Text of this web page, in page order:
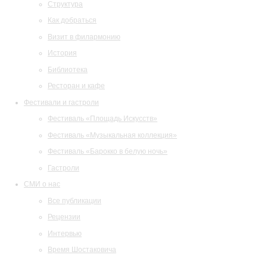
Структура
Как добраться
Визит в филармонию
История
Библиотека
Ресторан и кафе
Фестивали и гастроли
Фестиваль «Площадь Искусств»
Фестиваль «Музыкальная коллекция»
Фестиваль «Барокко в белую ночь»
Гастроли
СМИ о нас
Все публикации
Рецензии
Интервью
Время Шостаковича